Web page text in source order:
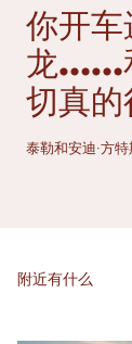
你开
龙……
切真
泰勒和安迪·方特
附近有什么